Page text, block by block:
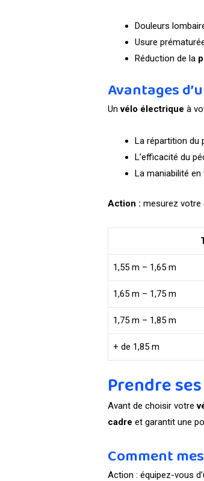
Douleurs
Usure
Réduction de la
Avantages
Unvélo électrique à
La répartition du
L’efficacité du
La maniabilité en
Action : mesurez votre
1,55 m – 1,65 m
1,65 m – 1,75 m
1,75 m – 1,85 m
+ de 1,85 m
Prendre
Avant de choisir votre
cadre et garantit une
Comment
Action : équipez-vous